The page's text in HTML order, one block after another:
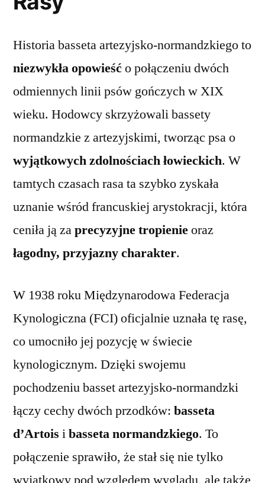
Historia basseta artezyjsko-normandzkiego to
niezwykła opowieśćo połączeniu dwóch
odmiennych linii psów gończych w XIX
wieku. Hodowcy skrzyżowali bassety
normandzkie z artezyjskimi, tworząc psa o
wyjątkowych zdolnościach łowieckich. W
tamtych czasach rasa ta szybko zyskała
uznanie wśród francuskiej arystokracji, która
ceniła ją zaprecyzyjne tropienieoraz
łagodny, przyjazny charakter.
W 1938 roku Międzynarodowa Federacja
Kynologiczna (FCI) oficjalnie uznała tę rasę,
co umocniło jej pozycję w świecie
kynologicznym. Dzięki swojemu
pochodzeniu basset artezyjsko-normandzki
łączy cechy dwóch przodków: basseta
d’Artois ibasseta normandzkiego. To
połączenie sprawiło, że stał się nie tylko